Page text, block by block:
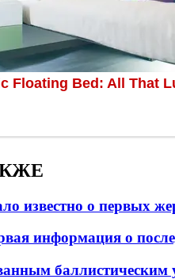
известно о первых
информация о
баллистическим